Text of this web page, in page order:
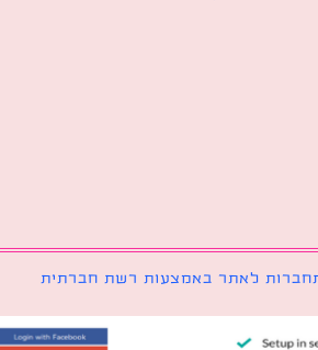
לאתר באמצעות רשת חברתית